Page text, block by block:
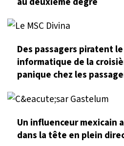
Des passagers piratent
informatique de la
panique chez les
Un influenceur mexicain
dans la tête en plein